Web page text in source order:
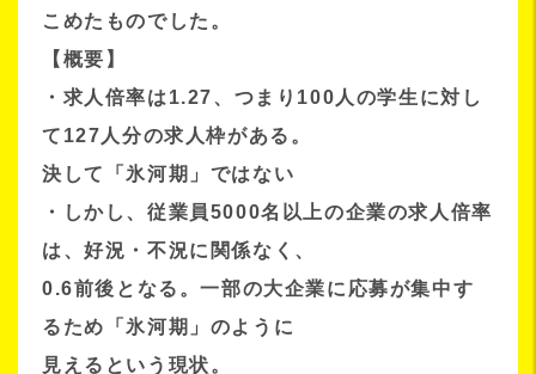
こめたものでした。
【概要】
・求人倍率は1.27、つまり100人の学生に対し
て127人分の求人枠がある。
決して「氷河期」ではない
・しかし、従業員5000名以上の企業の求人倍率
は、好況・不況に関係なく、
0.6前後となる。一部の大企業に応募が集中す
るため「氷河期」のように
見えるという現状。